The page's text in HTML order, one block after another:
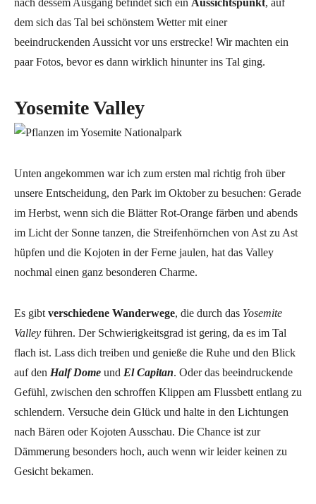
nach dessem Ausgang befindet sich ein Aussichtspunkt, auf
dem sich das Tal bei schönstem Wetter mit einer
beeindruckenden Aussicht vor uns erstrecke! Wir machten ein
paar Fotos, bevor es dann wirklich hinunter ins Tal ging.
Yosemite Valley
Unten angekommen war ich zum ersten mal richtig froh über
unsere Entscheidung, den Park im Oktober zu besuchen: Gerade
im Herbst, wenn sich die Blätter Rot-Orange färben und abends
im Licht der Sonne tanzen, die Streifenhörnchen von Ast zu Ast
hüpfen und die Kojoten in der Ferne jaulen, hat das Valley
nochmal einen ganz besonderen Charme.
Es gibt verschiedene Wanderwege, die durch das Yosemite
Valley führen. Der Schwierigkeitsgrad ist gering, da es im Tal
flach ist. Lass dich treiben und genieße die Ruhe und den Blick
auf den Half Dome und El Capitan. Oder das beeindruckende
Gefühl, zwischen den schroffen Klippen am Flussbett entlang zu
schlendern. Versuche dein Glück und halte in den Lichtungen
nach Bären oder Kojoten Ausschau. Die Chance ist zur
Dämmerung besonders hoch, auch wenn wir leider keinen zu
Gesicht bekamen.